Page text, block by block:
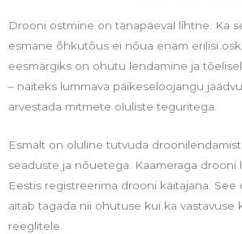
Drooni ostmine on tänapäeval lihtne. Ka
esmane õhkutõus ei nõua enam erilisi
eesmärgiks on ohutu lendamine ja
– näiteks lummava päikeseloojangu
arvestada mitmete oluliste teguritega.
Esmalt on oluline tutvuda
seaduste ja nõuetega. Kaameraga drooni
Eestis registreerima drooni käitajana. See
aitab tagada nii ohutuse kui ka vastavuse
reeglitele.